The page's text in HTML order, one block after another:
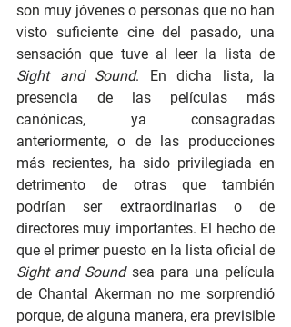
son muy jóvenes o personas que no han
visto suficiente cine del pasado, una
Sight and Sound. En dicha lista, la
presencia de las películas más
canónicas, ya consagradas
anteriormente, o de las producciones
más recientes, ha sido privilegiada en
detrimento de otras que también
podrían ser extraordinarias o de
directores muy importantes. El hecho de
Sight and Sound sea para una película
de Chantal Akerman no me sorprendió
porque, de alguna manera, era previsible